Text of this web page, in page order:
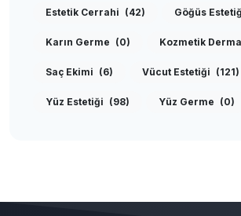
Estetik Cerrahi (42) Göğüs
Karın Germe (0) Kozmetik
Saç Ekimi (6) Vücut Estetiği (121)
Yüz Estetiği (98) Yüz Germe (0)